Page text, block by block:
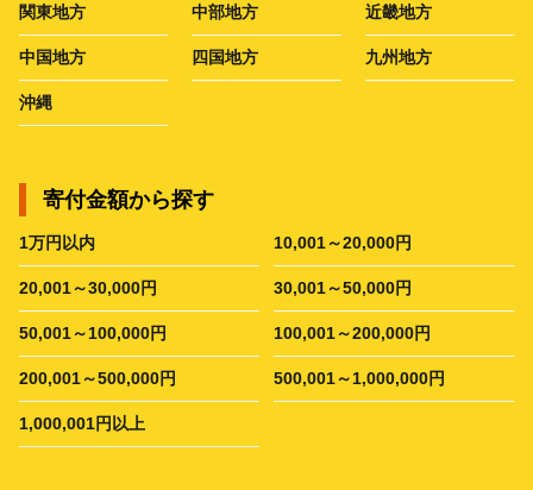
関東地方 中部地方 近畿地方
中国地方 四国地方 九州地方
沖縄
寄付金額から探す
1万円以内 10,001～20,000円
20,001～30,000円 30,001～50,000円
50,001～100,000円 100,001～200,000円
200,001～500,000円 500,001～1,000,000円
1,000,001円以上